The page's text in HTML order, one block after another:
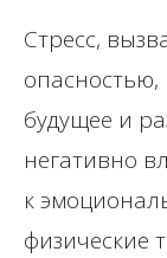
Стресс,
опасностью,
будущее и
негативно
к
физические